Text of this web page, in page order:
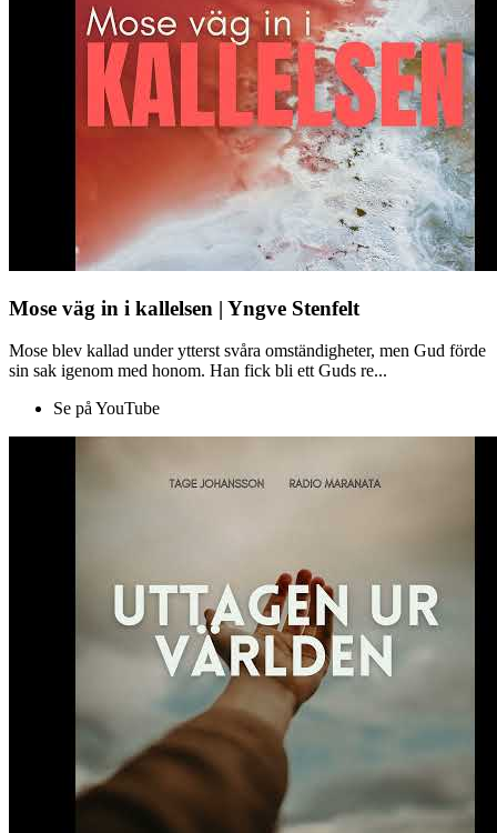
Mose väg in i kallelsen | Yngve Stenfelt
Mose blev kallad under ytterst svåra omständigheter, men Gud förde
sin sak igenom med honom. Han fick bli ett Guds re...
Se på YouTube